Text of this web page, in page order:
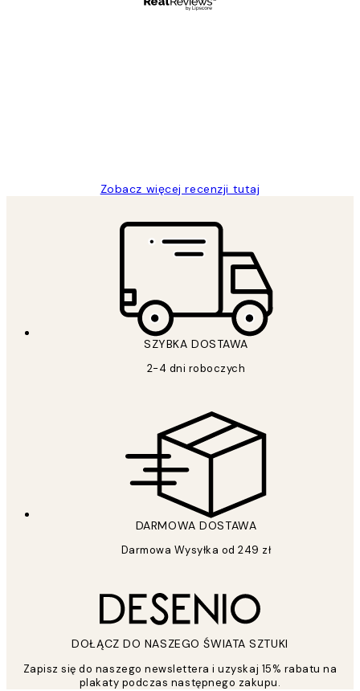
Zobacz więcej recenzji tutaj
SZYBKA DOSTAWA
2-4 dni roboczych
DARMOWA DOSTAWA
Darmowa Wysyłka od 249 zł
DOŁĄCZ DO NASZEGO ŚWIATA SZTUKI
Zapisz się do naszego newslettera i uzyskaj 15% rabatu na
plakaty podczas następnego zakupu.